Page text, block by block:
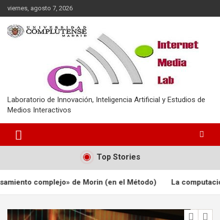
Saltar
al
contenido
viernes, agosto 7, 2026
Laboratorio de Innovación, Inteligencia Artificial y Estudios de
Medios Interactivos
Top Stories
complejo» de Morin (en el Método) La computación